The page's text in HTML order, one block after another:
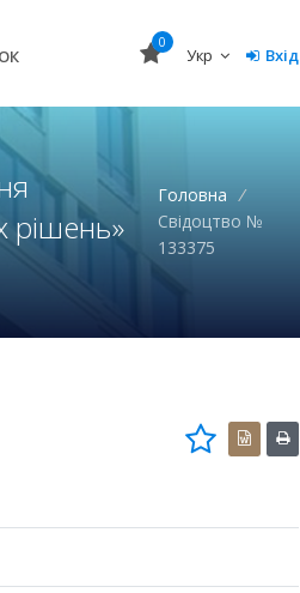
0
Укр Вхід
рішень»
Головна /
Свідоцтво №
133375